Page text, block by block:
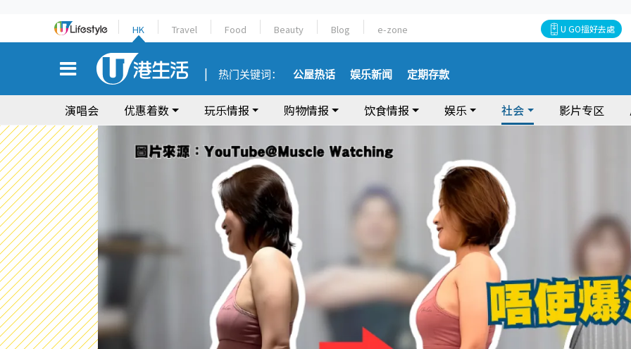
HK Travel Food Beauty Blog e-zone U GO搵好去處
热门关键词： 公屋热话 娱乐新闻 定期存款
演唱会 优惠着数 玩乐情报 购物情报 饮食情报 娱乐 社会 影片专区